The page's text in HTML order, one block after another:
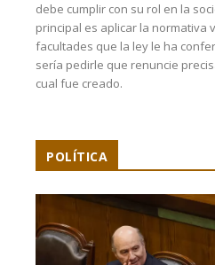
debe cumplir con su rol en la
principal es aplicar la normativa
facultades que la ley le ha
sería pedirle que renuncie
cual fue creado.
POLÍTICA